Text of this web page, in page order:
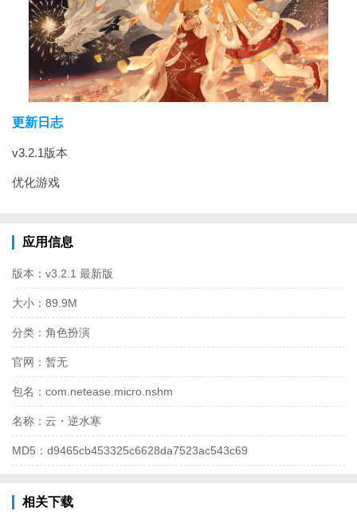
更新日志
v3.2.1版本
优化游戏
应用信息
版本： v3.2.1 最新版
大小： 89.9M
分类： 角色扮演
官网： 暂无
包名： com.netease.micro.nshm
名称： 云・逆水寒
MD5： d9465cb453325c6628da7523ac543c69
相关下载